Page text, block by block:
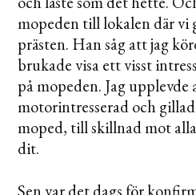
mopeden till lokalen där vi
prästen. Han såg att jag
brukade visa ett visst
på mopeden. Jag upplevde
motorintresserad och
moped, till skillnad mot
dit.
Sen var det dags för